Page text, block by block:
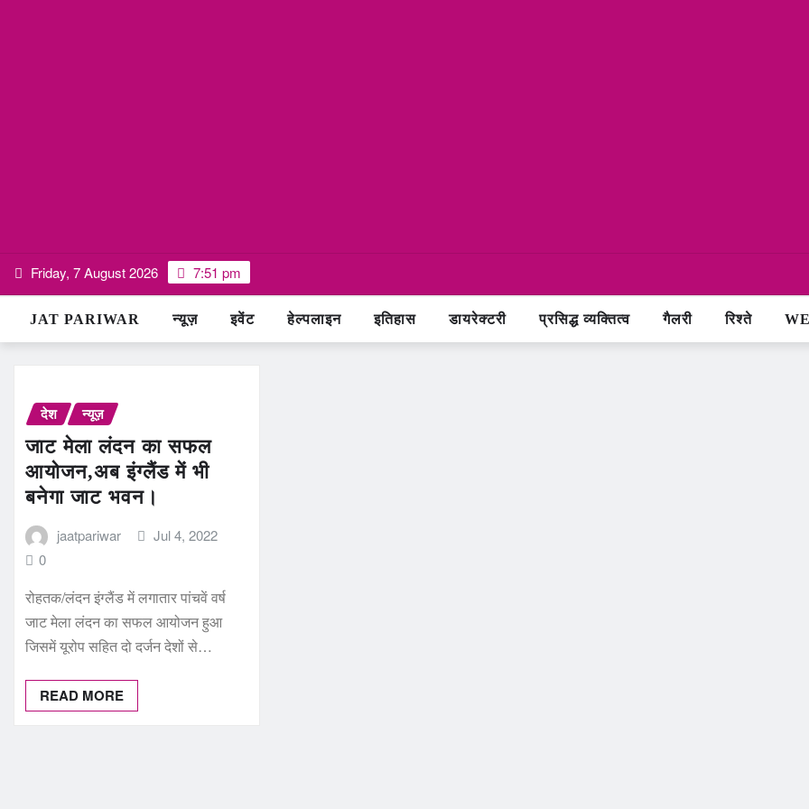
Skip
content
Friday, 7 August 2026 7:51 pm
JAT PARIWAR न्यूज़ इवेंट हेल्पलाइन इतिहास डायरेक्टरी प्रसिद्ध व्यक्तित्व गैलरी रिश्ते
देश न्यूज़
जाट मेला लंदन का सफल
आयोजन,अब इंग्लैंड में भी
बनेगा जाट भवन।
jaatpariwar
Jul 4, 2022
0
रोहतक/लंदन इंग्लैंड में लगातार पांचवें वर्ष
जाट मेला लंदन का सफल आयोजन हुआ
जिसमें यूरोप सहित दो दर्जन देशों से…
READ MORE